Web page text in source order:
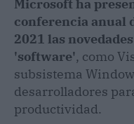
Microsoft ha
conferencia anual
2021 las
'software', como
subsistema
desarrolladores
productividad.